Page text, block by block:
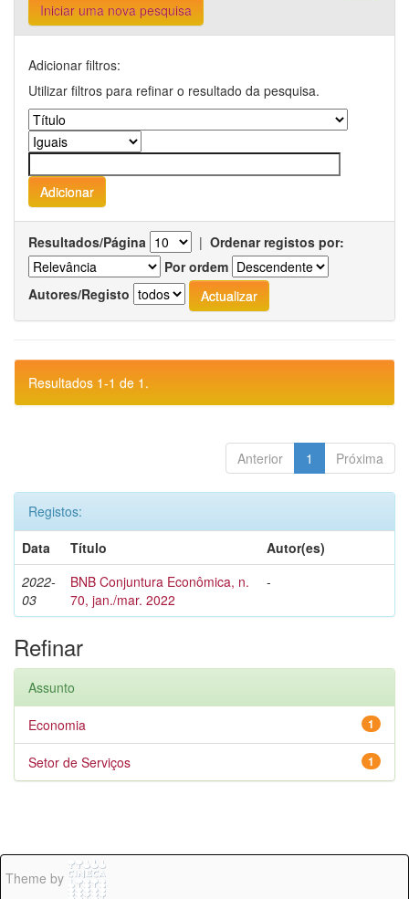
Iniciar uma nova pesquisa
Adicionar filtros:
Utilizar filtros para refinar o resultado da pesquisa.
Resultados/Página | Ordenar registos por:
Por ordem
Autores/Registo
Resultados 1-1 de 1.
Anterior 1 Próxima
Registos:
Data
Título
Autor(es)
2022-
03
BNB Conjuntura Econômica, n.
70, jan./mar. 2022
-
Refinar
Assunto
1
Economia
1
Setor de Serviços
Theme by